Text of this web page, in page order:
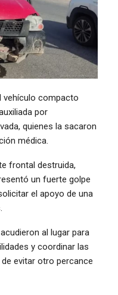
vehículo compacto
por
quienes la sacaron
médica.
frontal destruida,
un fuerte golpe
el apoyo de una
al lugar para
y coordinar las
evitar otro percance